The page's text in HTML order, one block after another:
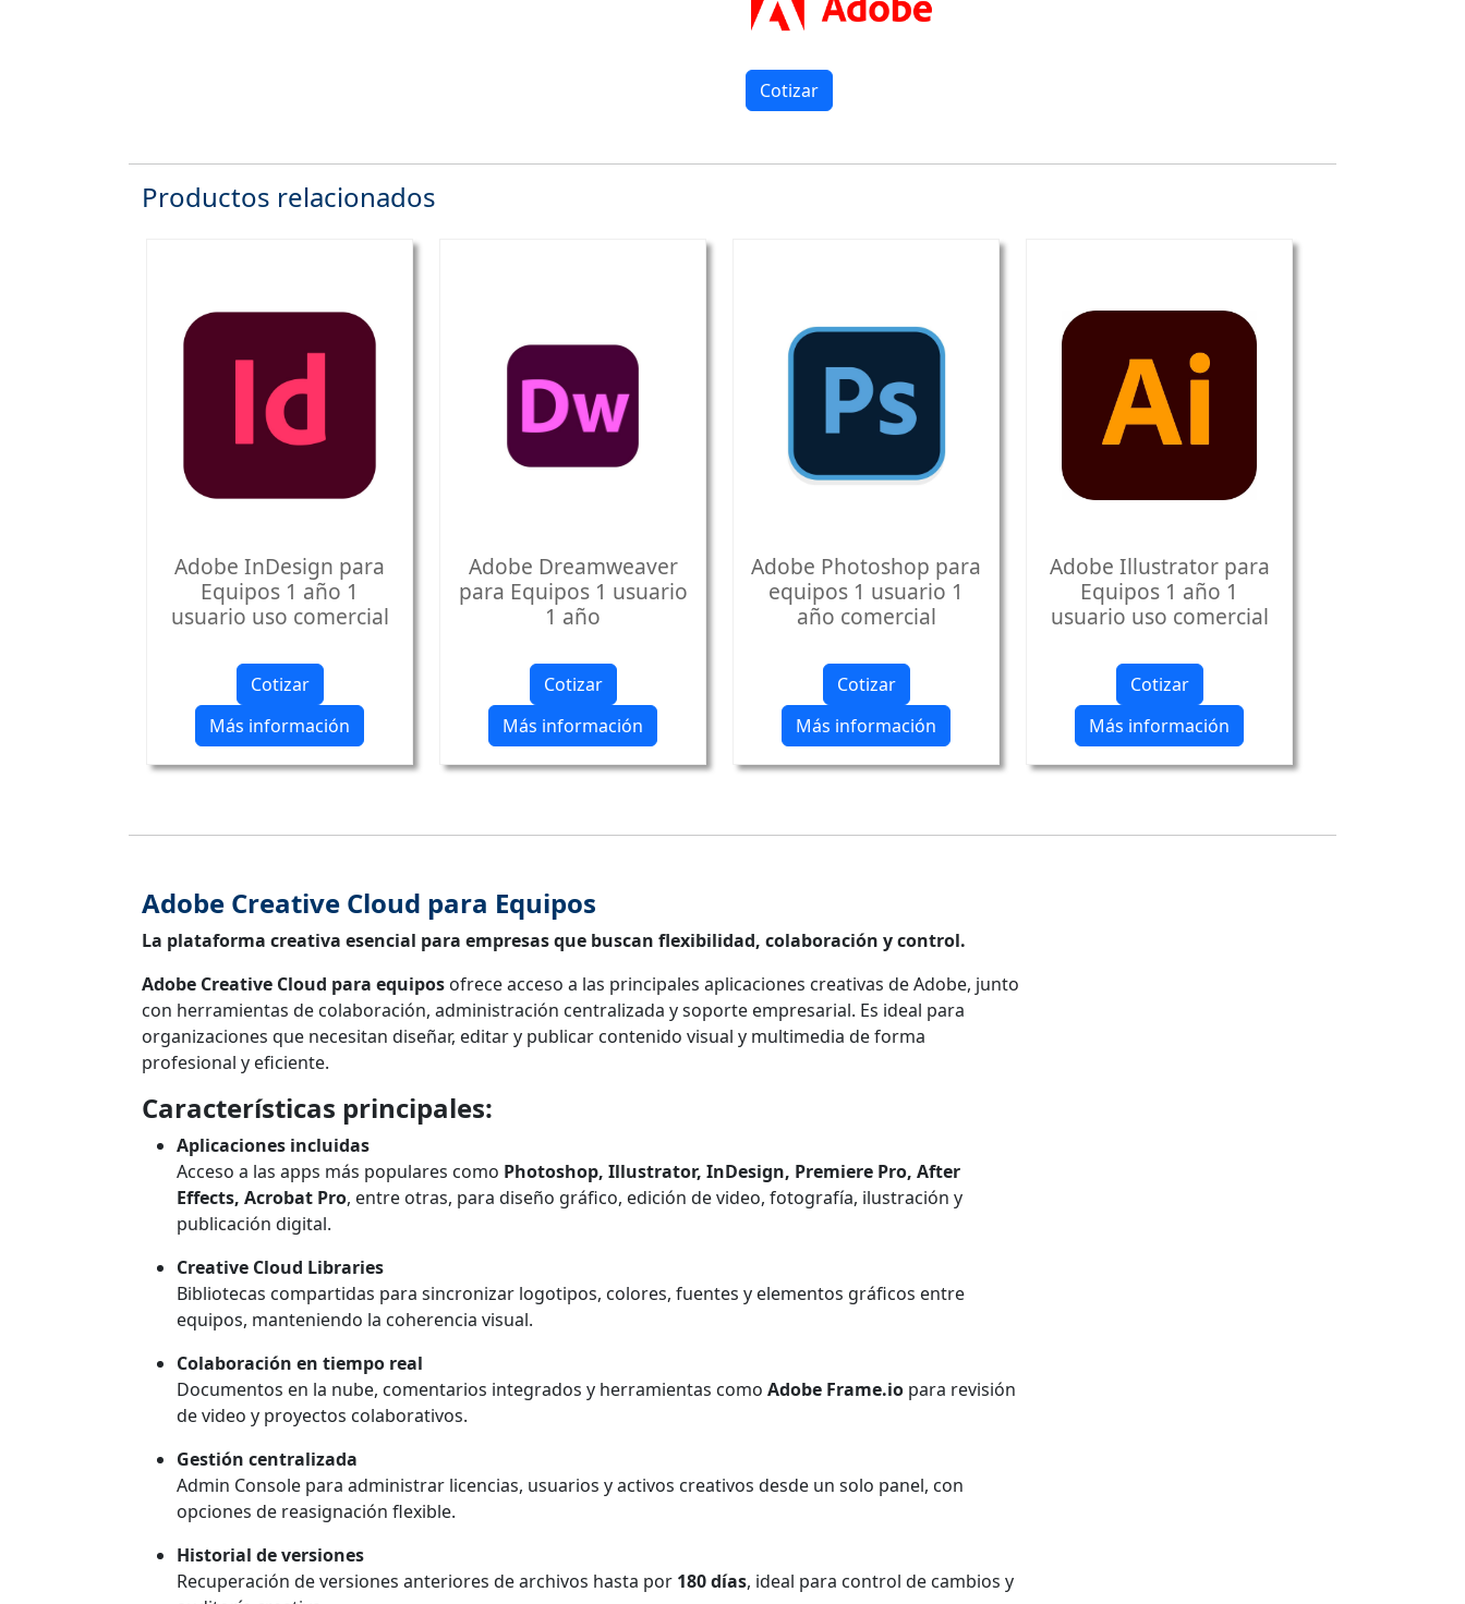
Cotizar
Productos relacionados
Adobe InDesign para
Equipos 1 año 1
usuario uso comercial
Cotizar
Más información
Adobe Dreamweaver
para Equipos 1 usuario
1 año
Cotizar
Más información
Adobe Photoshop para
equipos 1 usuario 1
año comercial
Cotizar
Más información
Adobe Illustrator para
Equipos 1 año 1
usuario uso comercial
Cotizar
Más información
Adobe Creative Cloud para Equipos
La plataforma creativa esencial para empresas que buscan flexibilidad, colaboración y control.
Adobe Creative Cloud para equipos ofrece acceso a las principales aplicaciones creativas de Adobe, junto
con herramientas de colaboración, administración centralizada y soporte empresarial. Es ideal para
organizaciones que necesitan diseñar, editar y publicar contenido visual y multimedia de forma
profesional y eficiente.
Características principales:
Aplicaciones incluidas
Acceso a las apps más populares como Photoshop, Illustrator, InDesign, Premiere Pro, After
Effects, Acrobat Pro, entre otras, para diseño gráfico, edición de video, fotografía, ilustración y
publicación digital.
Creative Cloud Libraries
Bibliotecas compartidas para sincronizar logotipos, colores, fuentes y elementos gráficos entre
equipos, manteniendo la coherencia visual.
Colaboración en tiempo real
Documentos en la nube, comentarios integrados y herramientas como Adobe Frame.io para revisión
de video y proyectos colaborativos.
Gestión centralizada
Admin Console para administrar licencias, usuarios y activos creativos desde un solo panel, con
opciones de reasignación flexible.
Historial de versiones
Recuperación de versiones anteriores de archivos hasta por 180 días, ideal para control de cambios y